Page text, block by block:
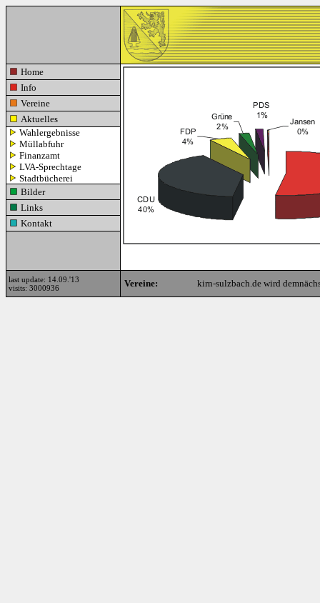
Home
Info
Vereine
Aktuelles
Wahlergebnisse
Müllabfuhr
Finanzamt
LVA-Sprechtage
Stadtbücherei
Bilder
Links
Kontakt
last update: 14.09.'13
visits: 3000936
Vereine: kirn-sulzbach.de wird